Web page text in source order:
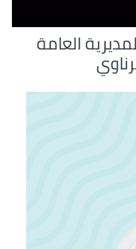
العامة